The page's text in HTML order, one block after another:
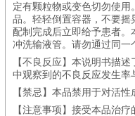
定有颗粒物或变色切勿使
品。轻轻倒置容器，不要
配制完成后立即给予患者
冲洗输液管。请勿通过同一
【不良反应】本说明书描
中观察到的不良反应发生率
【禁忌】本品禁用于对活
【注意事项】接受本品治